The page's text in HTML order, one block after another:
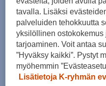
Craft
Essence Knickers 3 M - juoksutrikoot
(0)
tavalla. Lisäksi
palveluiden tehokkuutta
yksilöllinen
tarjoaminen. Voit antaa
”Hyväksy kaikki”. Pystyt
myöhemmin
Lisätietoja K-ryhmän